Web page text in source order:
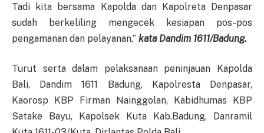
Tadi kita bersama Kapolda dan Kapolreta Denpasar
sudah berkeliling mengecek kesiapan pos-pos
pengamanan dan pelayanan,” kata Dandim 1611/Badung.
Turut serta dalam pelaksanaan peninjauan Kapolda
Bali, Dandim 1611 Badung, Kapolresta Denpasar,
Kaorosp KBP Firman Nainggolan, Kabidhumas KBP
Satake Bayu, Kapolsek Kuta Kab.Badung, Danramil